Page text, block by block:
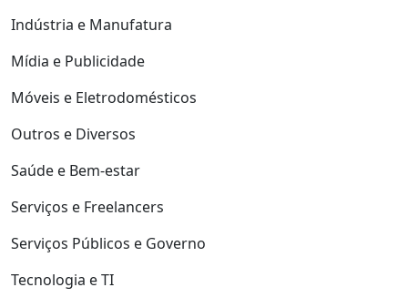
Indústria e Manufatura
Mídia e Publicidade
Móveis e Eletrodomésticos
Outros e Diversos
Saúde e Bem-estar
Serviços e Freelancers
Serviços Públicos e Governo
Tecnologia e TI